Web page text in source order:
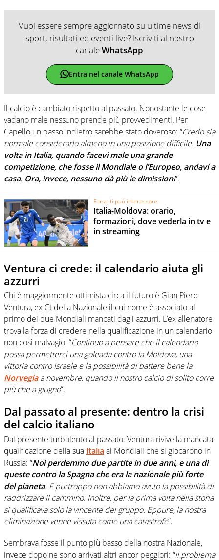
Vuoi essere sempre aggiornato su ultime news di
sport, risultati ed eventi live? Iscriviti al nostro
canaleWhatsApp
Entra nel canale WhatsApp
Il calcio è cambiato rispetto al passato. Nonostante le cose
vadano male nessuno prende più provvedimenti. Per
Capello un passo indietro sarebbe stato doveroso: “Credo sia
normale considerarlo almeno in una posizione difficile. Una
volta in Italia, quando facevi male una grande
competizione, che fosse il Mondiale o l’Europeo, andavi a
casa. Ora, invece, nessuno dà più le dimissioni“.
Forse ti può interessare
Italia-Moldova: orario,
formazioni, dove vederla in tv e
in streaming
Ventura ci crede: il calendario aiuta gli
azzurri
Chi è maggiormente ottimista circa il futuro è Gian Piero
Ventura, ex Ct della Nazionale il cui nome è associato al
primo dei due Mondiali mancati dagli azzurri. L’ex allenatore
trova la forza di credere nella qualificazione in un calendario
non così malvagio: “Continuo a pensare che il calendario
possa permetterci una goleada contro la Moldova, una
vittoria contro Israele e la possibilità di battere bene la
Norvegiaa novembre, quando il nostro calcio di solito corre
più che a giugno“.
Dal passato al presente: dentro la crisi
del calcio italiano
Dal presente turbolento al passato. Ventura rivive la mancata
qualificazione della sua Italia ai Mondiali che si giocarono in
Russia: “Noi perdemmo due partite in due anni, e una di
queste contro la Spagna che era la nazionale più forte
del pianeta. E purtroppo non abbiamo avuto la possibilità di
raddrizzare il cammino. Inoltre, per la prima volta nella storia
si qualificava solo la vincente del gruppo. Eppure, la nostra
eliminazione venne vissuta come una catastrofe“.
Sembrava fosse il punto più basso della nostra Nazionale,
invece dopo ne sono arrivati altri ancor peggiori: “Il problema